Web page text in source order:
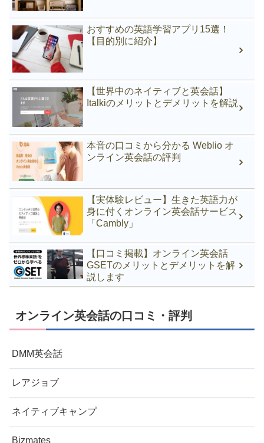
おすすめの英語学習アプリ15選！
【目的別に紹介】
【世界中のネイティブと英会話】
Italkiのメリットとデメリットを解説
本音の口コミから分かる Weblio オ
ンライン英会話の評判
【実体験レビュー】生きた英語力が
身に付くオンライン英会話サービス
「Cambly」
【口コミ掲載】オンライン英会話
GSETのメリットとデメリットを解
説します
オンライン英会話の口コミ・評判
DMM英会話
レアジョブ
ネイティブキャンプ
Bizmates